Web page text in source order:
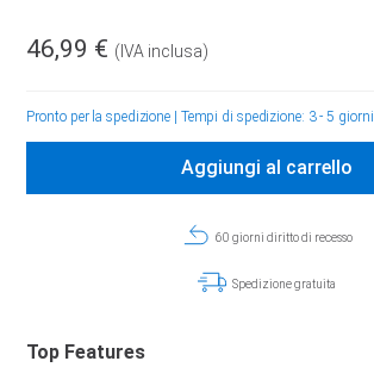
46,99 € (IVA inclusa)
Pronto per la spedizione Tempi di spedizione: 3 - 5 giorni
Aggiungi al carrello
60 giorni diritto di recesso
Spedizione gratuita
Top Features